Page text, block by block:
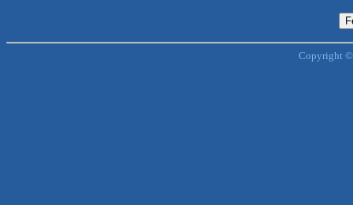
Copyright ©